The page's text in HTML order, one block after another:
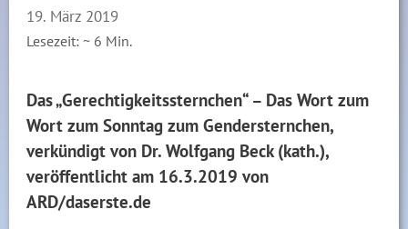
19. März 2019
Lesezeit: ~ 6 Min.
Das „Gerechtigkeitssternchen“ – Das Wort zum
Wort zum Sonntag zum Gendersternchen,
verkündigt von Dr. Wolfgang Beck (kath.),
veröffentlicht am 16.3.2019 von
ARD/daserste.de